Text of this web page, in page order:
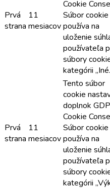
Prvá
strana
11
mesiacov
Cookie
Súbor
používa na
uloženie
používateľa
súbory
kategórii „Iné.
Prvá
strana
11
mesiacov
Tento súbor
cookie
doplnok
Cookie
Súbor
používa na
uloženie
používateľa
súbory
kategórii